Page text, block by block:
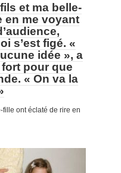
et ma belle-
en me voyant
s’est figé. «
idée », a
pour que
« On va la
fille ont éclaté de rire en